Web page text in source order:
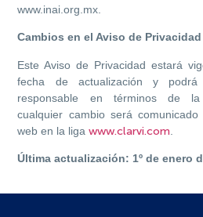
www.inai.org.mx.
Cambios en el Aviso de Privacidad
Este Aviso de Privacidad estará
fecha de actualización y
responsable en términos de la
cualquier cambio será
web en la ligawww.clarvi.com
Última actualización: 1º de enero